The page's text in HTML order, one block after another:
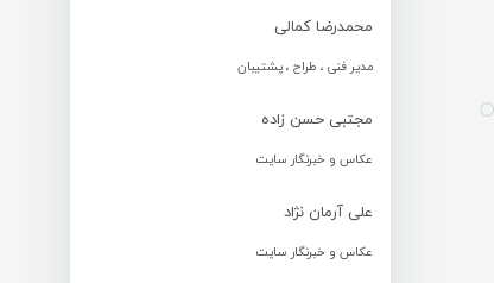
محمدرضا کمالی
مدیر فنی ، طراح ، پشتیبان
مجتبی حسن زاده
عکاس و خبرنگار سایت
علی آرمان نژاد
عکاس و خبرنگار سایت